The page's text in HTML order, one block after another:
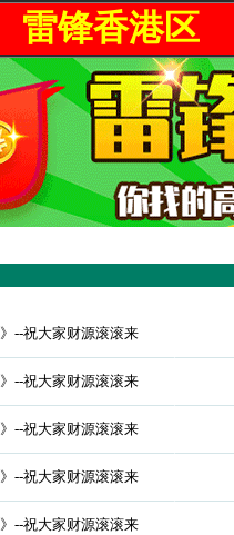
雷锋香港区
--祝大家财源滚滚来
--祝大家财源滚滚来
--祝大家财源滚滚来
--祝大家财源滚滚来
--祝大家财源滚滚来